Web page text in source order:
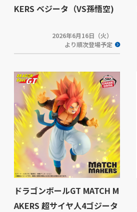
KERS ベジータ（VS孫悟空)
2026年6月16日（火）
より順次登場予定
ドラゴンボールGT MATCH M
AKERS 超サイヤ人4ゴジータ